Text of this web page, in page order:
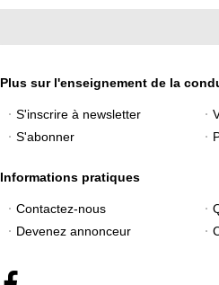
Plus sur l'enseignement de la
S'inscrire à newsletter
S'abonner
Informations pratiques
Contactez-nous
Devenez annonceur